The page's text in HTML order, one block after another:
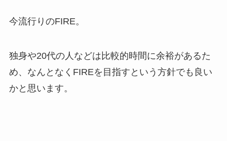
今流行りのFIRE。
独身や20代の人などは比較的時間に余裕があるた
め、なんとなくFIREを目指すという方針でも良い
かと思います。